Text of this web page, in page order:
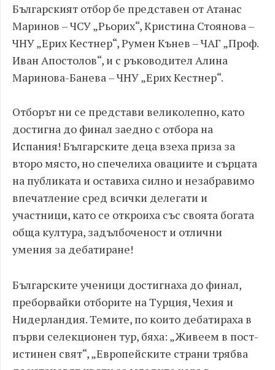
Българският отбор бе представен от Атанас
Маринов – ЧСУ „Рьорих“, Кристина Стоянова –
ЧНУ „Ерих Кестнер“, Румен Кънев – ЧАГ „Проф.
Иван Апостолов“, и с ръководител Алина
Маринова-Банева – ЧНУ „Ерих Кестнер“.
Отборът ни се представи великолепно, като
достигна до финал заедно с отбора на
Испания! Българските деца взеха приза за
второ място, но спечелиха овациите и сърцата
на публиката и оставиха силно и незабравимо
впечатление сред всички делегати и
участници, като се откроиха със своята богата
обща култура, задълбоченост и отлични
умения за дебатиране!
Българските ученици достигнаха до финал,
преборвайки отборите на Турция, Чехия и
Нидерландия. Темите, по които дебатираха в
първи селекционен тур, бяха: „Живеем в пост-
истинен свят“, „Европейските страни трябва